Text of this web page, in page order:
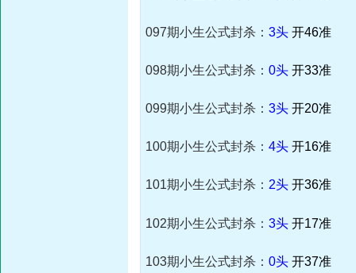
097期小生公式封杀： 3头 开46准
098期小生公式封杀： 0头 开33准
099期小生公式封杀： 3头 开20准
100期小生公式封杀： 4头 开16准
101期小生公式封杀： 2头 开36准
102期小生公式封杀： 3头 开17准
103期小生公式封杀： 0头 开37准